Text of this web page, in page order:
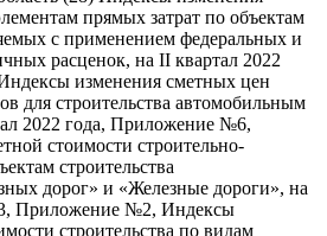
прямых затрат по объектам
с применением федеральных и
расценок, на II квартал 2022
изменения сметных цен
для строительства автомобильным
2022 года, Приложение №6,
стоимости строительно-
строительства
дорог» и «Железные дороги», на
Приложение №2, Индексы
строительства по видам